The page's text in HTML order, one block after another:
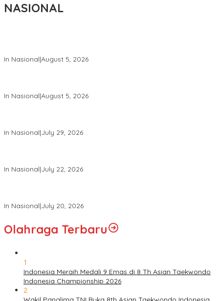
NASIONAL
In Nasional|August 5, 2026
In Nasional|August 5, 2026
In Nasional|July 29, 2026
In Nasional|July 22, 2026
In Nasional|July 20, 2026
Olahraga Terbaru
1
Indonesia Meraih Medali 9 Emas di 8 Th Asian Taekwondo
Indonesia Championship 2026
2